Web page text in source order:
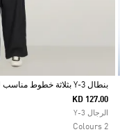
Selected
بنطال Y-3 بثلاثة خطوط مناسب للزي الرياضي
KD 127.00
الرجال Y-3
2 Colours